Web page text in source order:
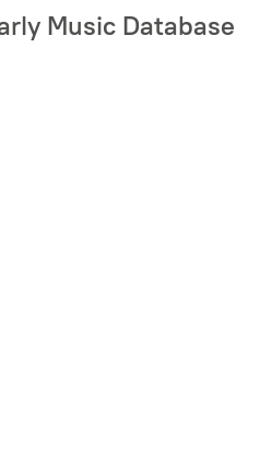
Music Database